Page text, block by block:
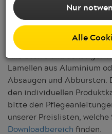
Alle innenliegenden Sicht-
sind technisch
Alle Stoffe und sonstigen
Lamellen aus Aluminium
Absaugen und Abbürsten.
den individuellen
bitte den
unserer Preislisten,
Downloadbereich finden.
Nur
Alle